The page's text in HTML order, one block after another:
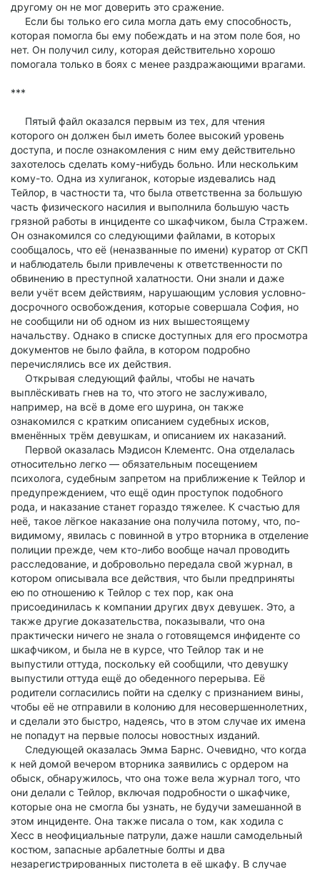
другому он не мог доверить это сражение.
Если бы только его сила могла дать ему способность,
которая помогла бы ему побеждать и на этом поле боя, но
нет. Он получил силу, которая действительно хорошо
помогала только в боях с менее раздражающими врагами.
***
Пятый файл оказался первым из тех, для чтения
которого он должен был иметь более высокий уровень
доступа, и после ознакомления с ним ему действительно
захотелось сделать кому-нибудь больно. Или нескольким
кому-то. Одна из хулиганок, которые издевались над
Тейлор, в частности та, что была ответственна за большую
часть физического насилия и выполнила большую часть
грязной работы в инциденте со шкафчиком, была Стражем.
Он ознакомился со следующими файлами, в которых
сообщалось, что её (неназванные по имени) куратор от СКП
и наблюдатель были привлечены к ответственности по
обвинению в преступной халатности. Они знали и даже
вели учёт всем действиям, нарушающим условия условно-
досрочного освобождения, которые совершала София, но
не сообщили ни об одном из них вышестоящему
начальству. Однако в списке доступных для его просмотра
документов не было файла, в котором подробно
перечислялись все их действия.
Открывая следующий файлы, чтобы не начать
выплёскивать гнев на то, что этого не заслуживало,
например, на всё в доме его шурина, он также
ознакомился с кратким описанием судебных исков,
вменённых трём девушкам, и описанием их наказаний.
Первой оказалась Мэдисон Клементс. Она отделалась
относительно легко — обязательным посещением
психолога, судебным запретом на приближение к Тейлор и
предупреждением, что ещё один проступок подобного
рода, и наказание станет гораздо тяжелее. К счастью для
неё, такое лёгкое наказание она получила потому, что, по-
видимому, явилась с повинной в утро вторника в отделение
полиции прежде, чем кто-либо вообще начал проводить
расследование, и добровольно передала свой журнал, в
котором описывала все действия, что были предприняты
ею по отношению к Тейлор с тех пор, как она
присоединилась к компании других двух девушек. Это, а
также другие доказательства, показывали, что она
практически ничего не знала о готовящемся инфиденте со
шкафчиком, и была не в курсе, что Тейлор так и не
выпустили оттуда, поскольку ей сообщили, что девушку
выпустили оттуда ещё до обеденного перерыва. Её
родители согласились пойти на сделку с признанием вины,
чтобы её не отправили в колонию для несовершеннолетних,
и сделали это быстро, надеясь, что в этом случае их имена
не попадут на первые полосы новостных изданий.
Следующей оказалась Эмма Барнс. Очевидно, что когда
к ней домой вечером вторника заявились с ордером на
обыск, обнаружилось, что она тоже вела журнал того, что
они делали с Тейлор, включая подробности о шкафчике,
которые она не смогла бы узнать, не будучи замешанной в
этом инциденте. Она также писала о том, как ходила с
Хесс в неофициальные патрули, даже нашли самодельный
костюм, запасные арбалетные болты и два
незарегистрированных пистолета в её шкафу. В случае